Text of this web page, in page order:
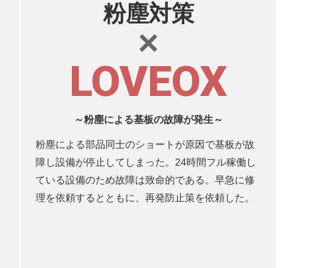
粉塵対策
×
LOVEOX
～粉塵による基板の故障が発生～
粉塵による部品同士のショートが原因で基板が故
障し設備が停止してしまった。24時間フル稼働し
ている設備のため故障は致命的である。早急に修
理を依頼するとともに、再発防止策を依頼した。